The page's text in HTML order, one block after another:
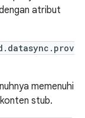
atribut
memenuhi
stub.